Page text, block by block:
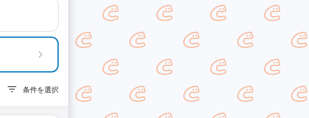
条件を選択